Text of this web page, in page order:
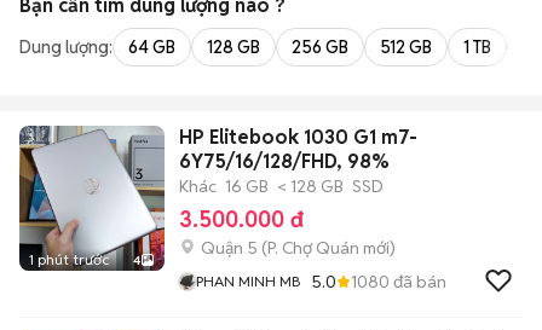
Bạn cần tìm dung lượng nào ?
Dung lượng: 64 GB 128 GB 256 GB 512 GB 1 TB
1 phút trước 4
HP Elitebook 1030 G1 m7-
6Y75/16/128/FHD, 98%
Khác 16 GB < 128 GB SSD
3.500.000 đ
Quận 5 (P. Chợ Quán mới)
PHAN MINH MB 5.0 1080 đã bán